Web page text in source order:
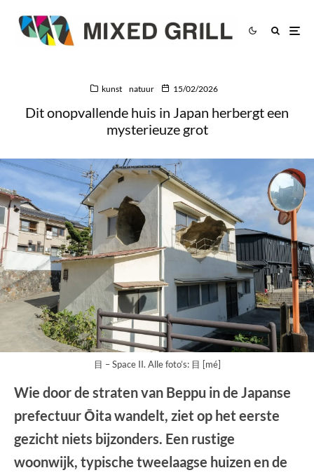
kunst natuur 15/02/2026
Dit onopvallende huis in Japan herbergt een
mysterieuze grot
目 – Space II. Alle foto’s: 目 [mé]
Wie door de straten van Beppu in de Japanse
prefectuur Ōita wandelt, ziet op het eerste
gezicht niets bijzonders. Een rustige
woonwijk, typische tweelaagse huizen en de